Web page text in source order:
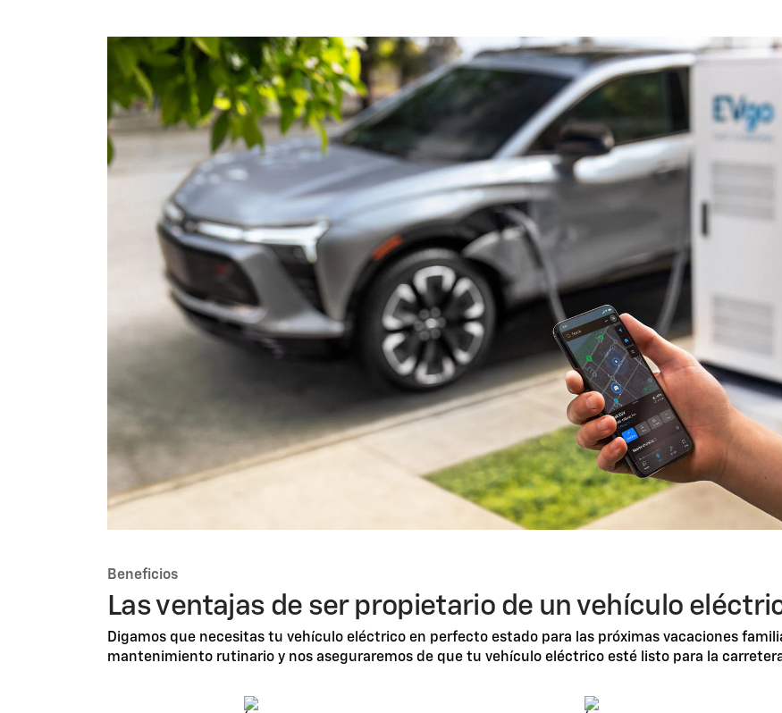
Beneficios
Las ventajas de ser propietario de un vehículo
Digamos que necesitas tu vehículo eléctrico en perfecto estado para las próximas vacaciones
mantenimiento rutinario y nos aseguraremos de que tu vehículo eléctrico esté listo para la